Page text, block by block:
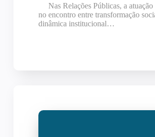
Nas Relações Públicas, a atuação
no encontro entre transformação
dinâmica institucional…